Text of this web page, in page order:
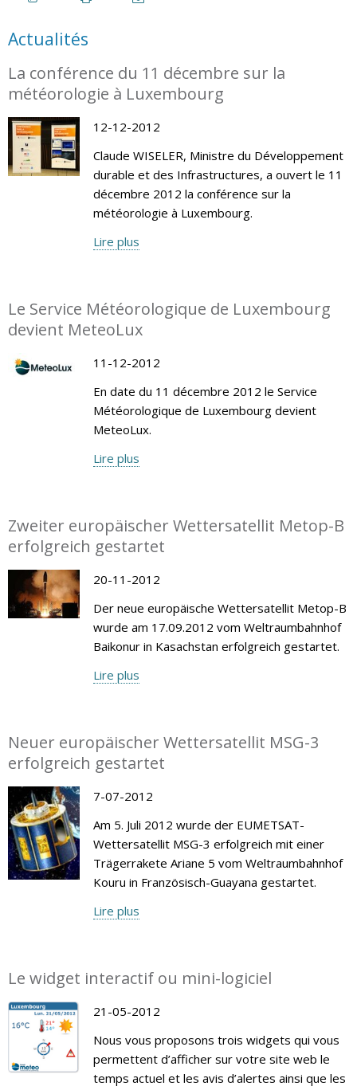
Actualités
La conférence du 11 décembre sur la
météorologie à Luxembourg
12-12-2012
Claude WISELER, Ministre du Développement
durable et des Infrastructures, a ouvert le 11
décembre 2012 la conférence sur la
météorologie à Luxembourg.
Lire plus
Le Service Météorologique de Luxembourg
devient MeteoLux
11-12-2012
En date du 11 décembre 2012 le Service
Météorologique de Luxembourg devient
MeteoLux.
Lire plus
Zweiter europäischer Wettersatellit Metop-B
erfolgreich gestartet
20-11-2012
Der neue europäische Wettersatellit Metop-B
wurde am 17.09.2012 vom Weltraumbahnhof
Baikonur in Kasachstan erfolgreich gestartet.
Lire plus
Neuer europäischer Wettersatellit MSG-3
erfolgreich gestartet
7-07-2012
Am 5. Juli 2012 wurde der EUMETSAT-
Wettersatellit MSG-3 erfolgreich mit einer
Trägerrakete Ariane 5 vom Weltraumbahnhof
Kouru in Französisch-Guayana gestartet.
Lire plus
Le widget interactif ou mini-logiciel
21-05-2012
Nous vous proposons trois widgets qui vous
permettent d’afficher sur votre site web le
temps actuel et les avis d’alertes ainsi que les